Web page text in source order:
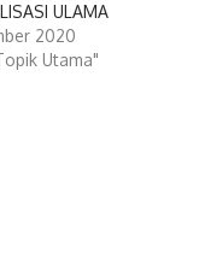
ULAMA
2020
Utama"